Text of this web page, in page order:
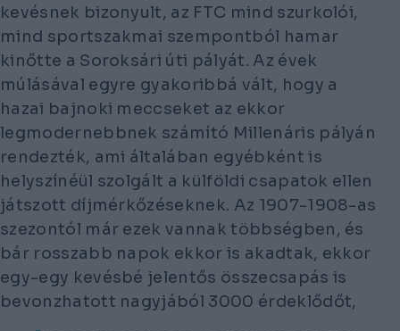
kevésnek bizonyult, az FTC mind szurkolói,
mind sportszakmai szempontból hamar
kinőtte a Soroksári úti pályát. Az évek
múlásával egyre gyakoribbá vált, hogy a
hazai bajnoki meccseket az ekkor
legmodernebbnek számító Millenáris pályán
rendezték, ami általában egyébként is
helyszínéül szolgált a külföldi csapatok ellen
játszott díjmérkőzéseknek. Az 1907-1908-as
szezontól már ezek vannak többségben, és
bár rosszabb napok ekkor is akadtak, ekkor
egy-egy kevésbé jelentős összecsapás is
bevonzhatott nagyjából 3000 érdeklődőt,